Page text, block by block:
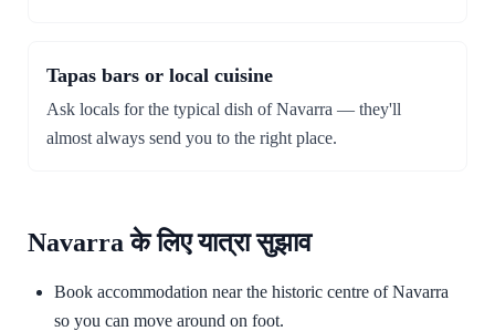
Tapas bars or local cuisine
Ask locals for the typical dish of Navarra — they'll
almost always send you to the right place.
Navarra के लिए यात्रा सुझाव
Book accommodation near the historic centre of Navarra
so you can move around on foot.